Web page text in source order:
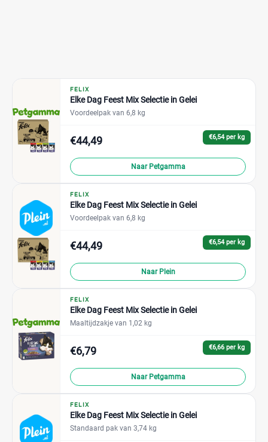
FELIX
Elke Dag Feest Mix Selectie in Gelei
Voordeelpak van 6,8 kg
€6,54 per kg
€44,49
Naar Petgamma
FELIX
Elke Dag Feest Mix Selectie in Gelei
Voordeelpak van 6,8 kg
€6,54 per kg
€44,49
Naar Plein
FELIX
Elke Dag Feest Mix Selectie in Gelei
Maaltijdzakje van 1,02 kg
€6,66 per kg
€6,79
Naar Petgamma
FELIX
Elke Dag Feest Mix Selectie in Gelei
Standaard pak van 3,74 kg